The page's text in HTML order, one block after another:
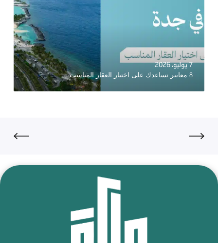
7 يوليو، 2026
8 معايير تساعدك على اختيار العقار المناسب